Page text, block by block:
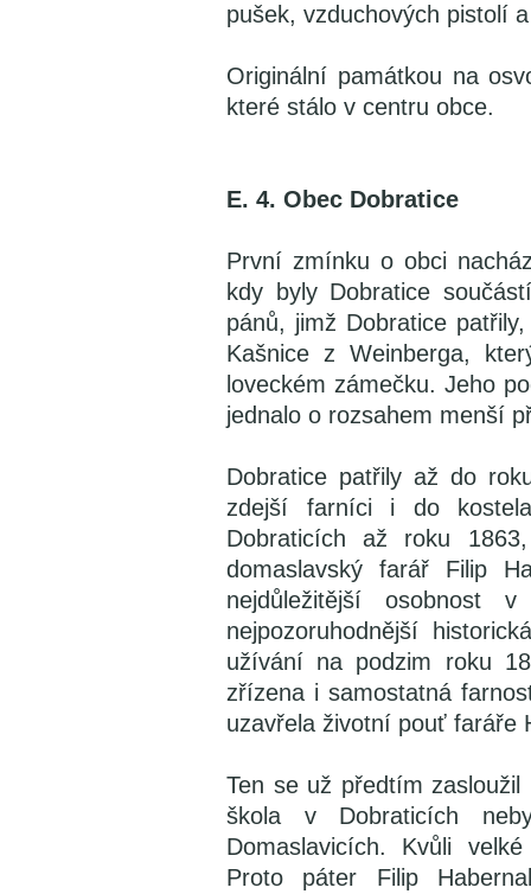
pušek, vzduchových pistolí
Originální památkou na
které stálo v centru obce.
E. 4. Obec Dobratice
První zmínku o obci
kdy byly Dobratice
pánů, jimž Dobratice
Kašnice z Weinberga,
loveckém zámečku. Jeho
jednalo o rozsahem menší
Dobratice patřily až do
zdejší farníci i do
Dobraticích až roku
domaslavský farář Filip
nejdůležitější osobnost
nejpozoruhodnější
užívání na podzim roku
zřízena i samostatná
uzavřela životní pouť faráře
Ten se už předtím
škola v Dobraticích
Domaslavicích. Kvůli
Proto páter Filip